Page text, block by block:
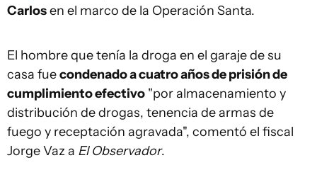
Carlosen el marco de la Operación Santa.
El hombre que tenía la droga en el garaje de su
casa fuecondenado a cuatro años de prisión de
cumplimiento efectivo "por almacenamiento y
distribución de drogas, tenencia de armas de
fuego y receptación agravada", comentó el fiscal
Jorge Vaz a El Observador.